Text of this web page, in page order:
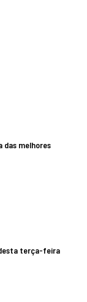
das melhores
terça-feira